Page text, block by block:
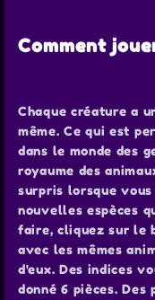
Comment
Chaque créature a
même. Ce qui est
dans le monde des
royaume des
surpris lorsque vous
nouvelles espèces
faire, cliquez sur le
avec les mêmes
d'eux. Des indices
donné 6 pièces.